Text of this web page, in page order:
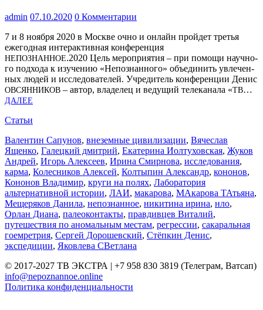
admin 07.10.2020 0 Комментарии
7 и 8 нояб­ря 2020 в Москве очно и онлайн прой­дет тре­тья
еже­год­ная интер­ак­тив­ная кон­фе­рен­ция
НЕПОЗНАННОЕ.2020 Цель меро­при­я­тия – при помо­щи науч­но­
го под­хо­да к изу­че­нию «Непо­знан­но­го» объ­еди­нить увле­чен­
ных людей и иссле­до­ва­те­лей. Учре­ди­тель кон­фе­рен­ции Денис
ОВСЯН­НИ­КОВ – автор, вла­де­лец и веду­щий теле­ка­на­ла «ТВ…
ДАЛЕЕ
Статьи
Валентин Сапунов, внеземные цивилизации, Вячеслав
Ященко, Галецкий дмитрий, Екатерина Иолтуховская, Жуков
Андрей, Игорь Алексеев, Ирина Смирнова, исследования,
карма, Колесников Алексей, Колтыпин Александр, кононов,
Кононов Владимир, круги на полях, Лаборатория
альтернативной истории, ЛАИ, макарова, МАкарова ТАтьяна,
Мещеряков Данила, непознанное, никитина ирина, нло,
Орлан Диана, палеоконтакты, правдивцев Виталий,
путешествия по аномальным местам, регрессии, сакаральная
гоемретрия, Сергей Дорошевский, Стёпкин Денис,
экспедиции, Яковлева СВетлана
© 2017-2027 ТВ ЭКСТРА | +7 958 830 3819 (Телеграм, Ватсап)
info@nepoznannoe.online
Политика конфиденциальности